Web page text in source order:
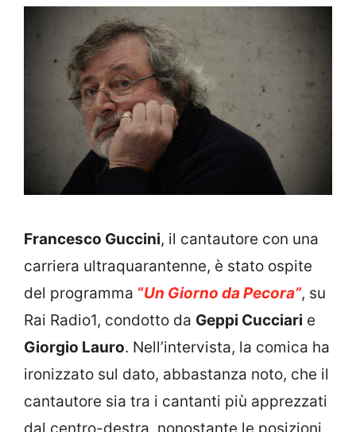
Francesco Guccini, il cantautore con una
carriera ultraquarantenne, è stato ospite
del programma “Un Giorno da Pecora”, su
Rai Radio1, condotto da Geppi Cucciari e
Giorgio Lauro. Nell’intervista, la comica ha
ironizzato sul dato, abbastanza noto, che il
cantautore sia tra i cantanti più apprezzati